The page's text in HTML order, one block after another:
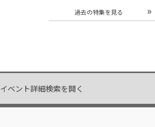
イベント詳細検索を開く
ゴランド®・ジャパ
ートで開催
過去の特集を見る